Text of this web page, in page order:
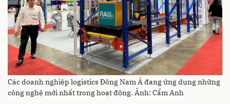
Các doanh nghiệp logistics Đông Nam Á đang ứng dụng những
công nghệ mới nhất trong hoạt động. Ảnh: Cẩm Anh